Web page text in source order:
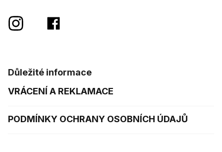
Důležité informace
VRÁCENÍ A REKLAMACE
PODMÍNKY OCHRANY OSOBNÍCH ÚDAJŮ